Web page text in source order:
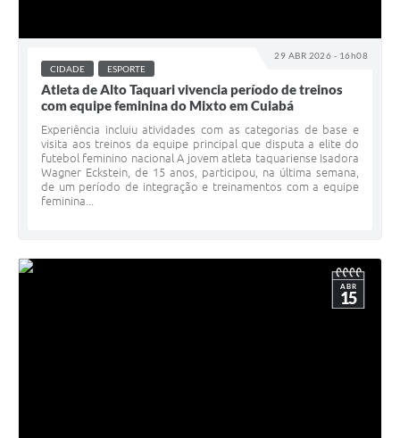
29 ABR 2026 - 16h08
CIDADE ESPORTE
Atleta de Alto Taquari vivencia período de treinos
com equipe feminina do Mixto em Cuiabá
Experiência incluiu atividades com as categorias de base e
visita aos treinos da equipe principal que disputa a elite do
futebol feminino nacional A jovem atleta taquariense Isadora
Wagner Eckstein, de 15 anos, participou, na última semana,
de um período de integração e treinamentos com a equipe
feminina...
ABR
15